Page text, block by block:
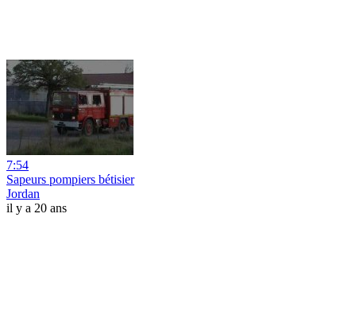
7:54
Sapeurs pompiers bétisier
Jordan
il y a 20 ans